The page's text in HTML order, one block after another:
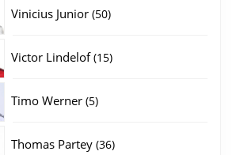
Vinicius Junior 5050
Victor Lindelof 1515
Timo Werner 55
Thomas Partey 3636